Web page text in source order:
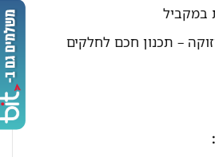
במקביל
– תכנון חכם לחלקים